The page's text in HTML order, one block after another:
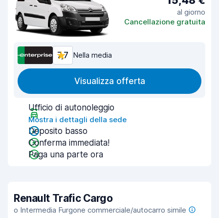
al giorno
Cancellazione gratuita
7,7 Nella media
Visualizza offerta
Ufficio di autonoleggio
Mostra i dettagli della sede
Deposito basso
Conferma immediata!
Paga una parte ora
Renault Trafic Cargo
o Intermedia Furgone commerciale/autocarro simile